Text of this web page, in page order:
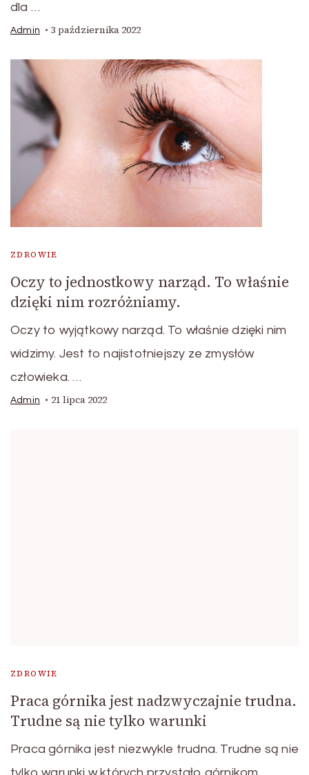
dla …
Admin 3 października 2022
ZDROWIE
Oczy to jednostkowy narząd. To właśnie
dzięki nim rozróżniamy.
Oczy to wyjątkowy narząd. To właśnie dzięki nim
widzimy. Jest to najistotniejszy ze zmysłów
człowieka. …
Admin 21 lipca 2022
ZDROWIE
Praca górnika jest nadzwyczajnie trudna.
Trudne są nie tylko warunki
Praca górnika jest niezwykle trudna. Trudne są nie